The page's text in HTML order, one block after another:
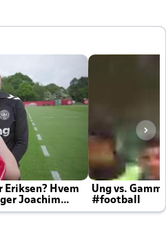
Eriksen? Hvem
Joachim
Ung vs.
#football